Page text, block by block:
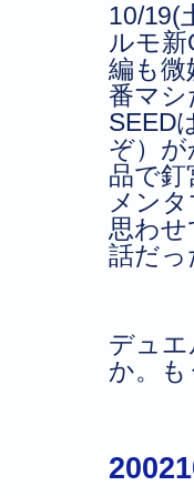
10/19(
ルモ
編も微
番マ
SEED
ぞ）
品で
メン
思わ
話だっ
デュ
か。